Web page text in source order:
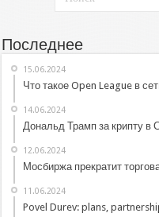
Последнее
15.06.2024
Что такое Open League в
14.06.2024
Дональд Трамп за крипту в
12.06.2024
Мосбиржа прекратит
11.06.2024
Povel Durev: plans,